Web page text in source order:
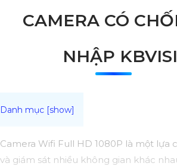
CAMERA CÓ
NHẬP
Camera Wifi Full HD 1080P là một lựa
và giám sát nhiều không gian khác